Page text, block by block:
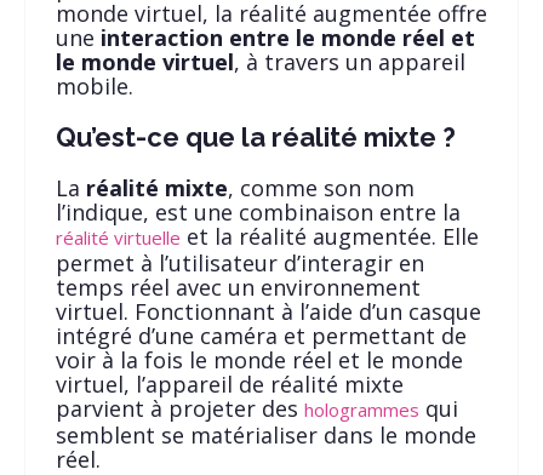
monde virtuel, la réalité augmentée offre
une interaction entre le monde réel et
le monde virtuel, à travers un appareil
mobile.
Qu’est-ce que la réalité mixte ?
La réalité mixte, comme son nom
l’indique, est une combinaison entre la
réalité virtuelle et la réalité augmentée. Elle
permet à l’utilisateur d’interagir en
temps réel avec un environnement
virtuel. Fonctionnant à l’aide d’un casque
intégré d’une caméra et permettant de
voir à la fois le monde réel et le monde
virtuel, l’appareil de réalité mixte
parvient à projeter des hologrammes qui
semblent se matérialiser dans le monde
réel.